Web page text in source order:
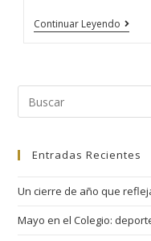
Continuar Leyendo
Entradas Recientes
Un cierre de año que
Mayo en el Colegio: